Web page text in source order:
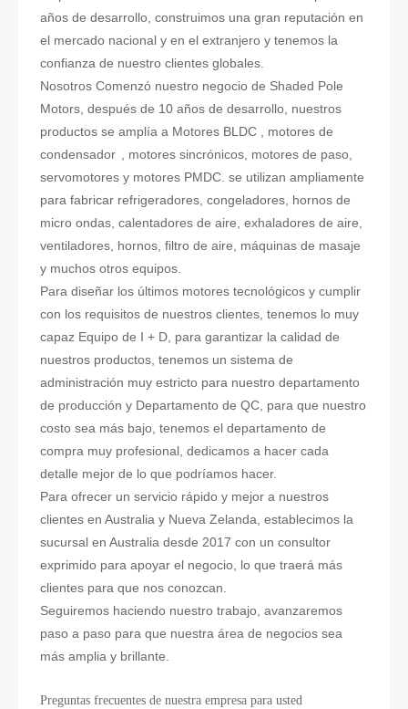
años de desarrollo, construimos una gran reputación en
el mercado nacional y en el extranjero y tenemos la
confianza de nuestro clientes globales.
Nosotros Comenzó nuestro negocio de Shaded Pole
Motors, después de 10 años de desarrollo, nuestros
productos se amplía a Motores BLDC , motores de
condensador , motores sincrónicos, motores de paso,
servomotores y motores PMDC. se utilizan ampliamente
para fabricar refrigeradores, congeladores, hornos de
micro ondas, calentadores de aire, exhaladores de aire,
ventiladores, hornos, filtro de aire, máquinas de masaje
y muchos otros equipos.
Para diseñar los últimos motores tecnológicos y cumplir
con los requisitos de nuestros clientes, tenemos lo muy
capaz Equipo de I + D, para garantizar la calidad de
nuestros productos, tenemos un sistema de
administración muy estricto para nuestro departamento
de producción y Departamento de QC, para que nuestro
costo sea más bajo, tenemos el departamento de
compra muy profesional, dedicamos a hacer cada
detalle mejor de lo que podríamos hacer.
Para ofrecer un servicio rápido y mejor a nuestros
clientes en Australia y Nueva Zelanda, establecimos la
sucursal en Australia desde 2017 con un consultor
exprimido para apoyar el negocio, lo que traerá más
clientes para que nos conozcan.
Seguiremos haciendo nuestro trabajo, avanzaremos
paso a paso para que nuestra área de negocios sea
más amplia y brillante.
Preguntas frecuentes de nuestra empresa para usted